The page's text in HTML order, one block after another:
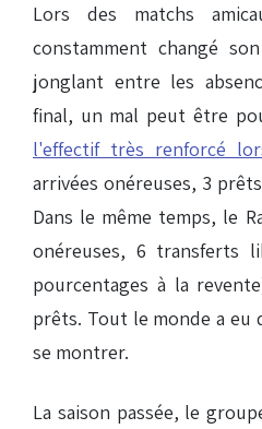
Lors des matchs
constamment changé
jonglant entre les
final, un mal peut être
l'effectif très renforcé
arrivées onéreuses, 3
Dans le même temps, le
onéreuses, 6 transferts
pourcentages à la
prêts. Tout le monde a eu
se montrer.
La saison passée, le